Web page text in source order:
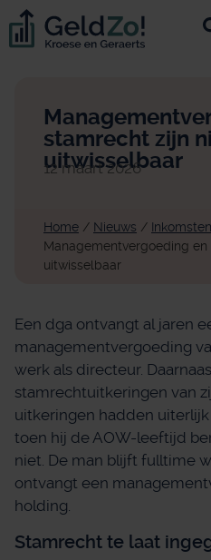
stamrecht zijn
uitwisselbaar
12 maart 2026
Home / Nieuws /
Managementvergoeding
uitwisselbaar
Een dga ontvangt al jaren
managementvergoeding
werk als directeur.
stamrechtuitkeringen van
uitkeringen hadden uiterlijk
toen hij de AOW-leeftijd
niet. De man blijft fulltime
ontvangt een
holding.
Stamrecht te laat